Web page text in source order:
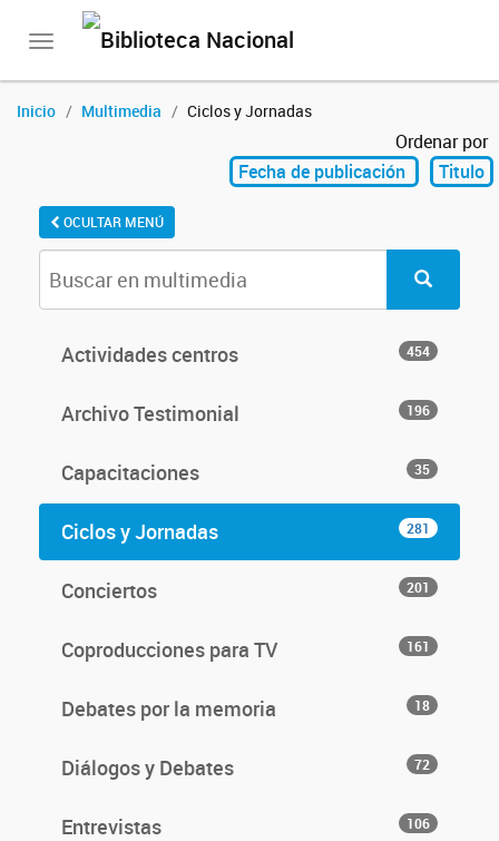
Toggle
Inicio Multimedia Ciclos y Jornadas
Ordenar por
Fecha de publicación
Titulo
OCULTAR MENÚ
Actividades centros 454
Archivo Testimonial 196
Capacitaciones 35
Ciclos y Jornadas 281
Conciertos 201
Coproducciones para TV 161
Debates por la memoria 18
Diálogos y Debates 72
Entrevistas 106